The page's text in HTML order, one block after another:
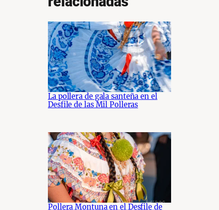
La pollera de gala santeña en el
Desfile de las Mil Polleras
Pollera Montuna en el Desfile de